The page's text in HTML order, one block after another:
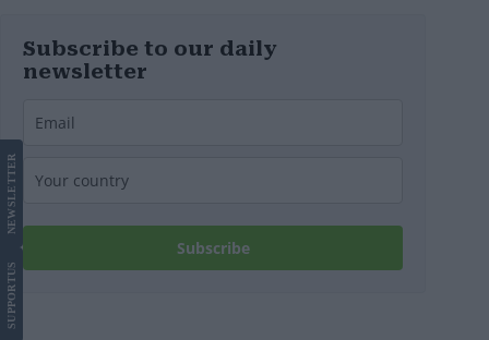
Subscribe to our daily
newsletter
Subscribe
SUPPORT
US
NEWS
LETTER